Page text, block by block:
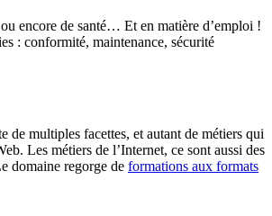
encore de santé… Et en matière d’emploi !
: conformité, maintenance, sécurité
de multiples facettes, et autant de métiers qui
Les métiers de l’Internet, ce sont aussi des
domaine regorge de formations aux formats